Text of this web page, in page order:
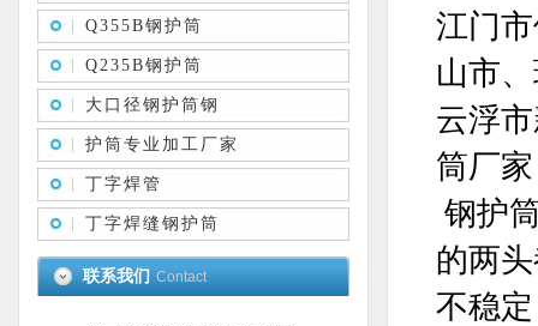
Q355B钢护筒
Q235B钢护筒
大口径钢护筒钢
护筒专业加工厂家
丁字焊管
丁字焊缝钢护筒
联系我们 Contact
江门
山市
云浮
筒厂家
钢护
的两
不稳